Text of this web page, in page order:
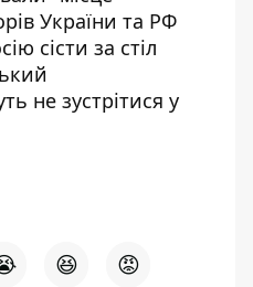
України та РФ
сісти за стіл
не зустрітися у
😆 😡